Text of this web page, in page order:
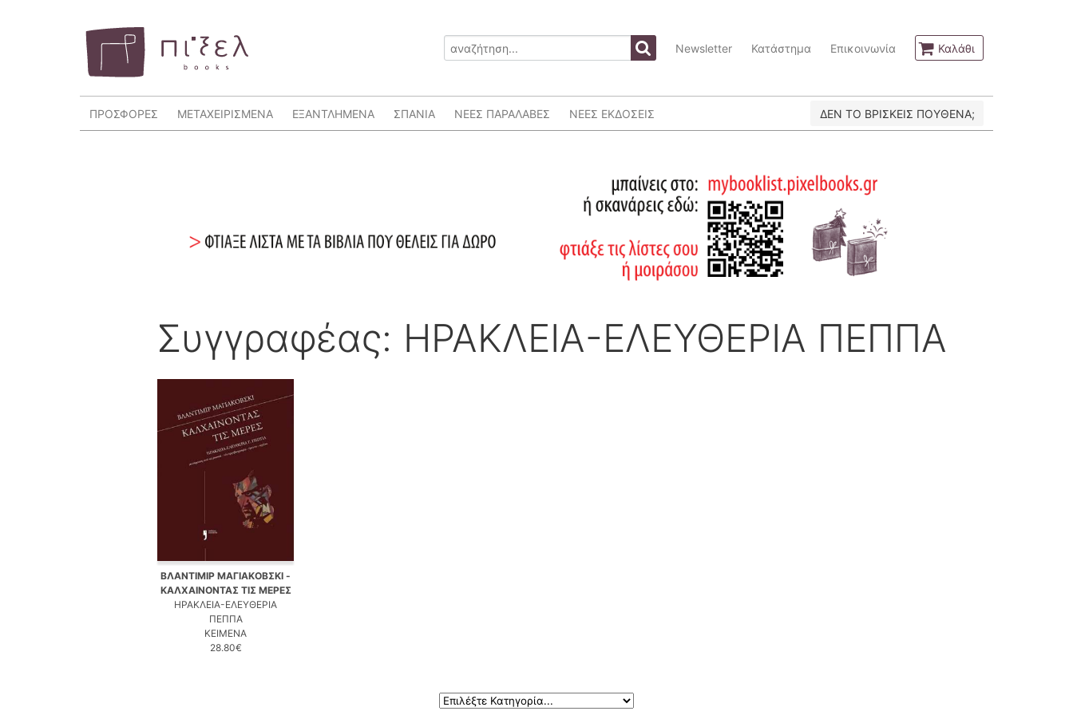
Newsletter Κατάστημα Επικοινωνία Καλάθι
ΠΡΟΣΦΟΡΕΣ ΜΕΤΑΧΕΙΡΙΣΜΕΝΑ ΕΞΑΝΤΛΗΜΕΝΑ ΣΠΑΝΙΑ ΝΕΕΣ ΠΑΡΑΛΑΒΕΣ ΝΕΕΣ ΕΚΔΟΣΕΙΣ ΔΕΝ ΤΟ ΒΡΙΣΚΕΙΣ ΠΟΥΘΕΝΑ;
Συγγραφέας: ΗΡΑΚΛΕΙΑ-ΕΛΕΥΘΕΡΙΑ ΠΕΠΠΑ
ΒΛΑΝΤΙΜΙΡ ΜΑΓΙΑΚΟΒΣΚΙ -
ΚΑΛΧΑΙΝΟΝΤΑΣ ΤΙΣ ΜΕΡΕΣ
ΗΡΑΚΛΕΙΑ-ΕΛΕΥΘΕΡΙΑ
ΠΕΠΠΑ
ΚΕΙΜΕΝΑ
28.80€